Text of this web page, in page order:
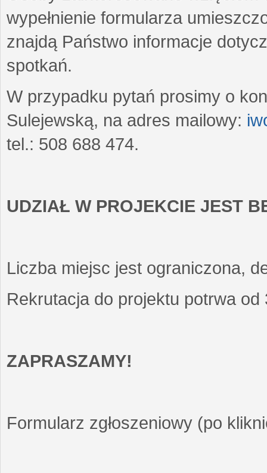
wypełnienie formularza
znajdą Państwo informacje
spotkań.
W przypadku pytań prosimy o
Sulejewską, na adres mailowy:
tel.: 508 688 474.
UDZIAŁ W PROJEKCIE JEST
Liczba miejsc jest ograniczona,
Rekrutacja do projektu potrwa
ZAPRASZAMY!
Formularz zgłoszeniowy (po